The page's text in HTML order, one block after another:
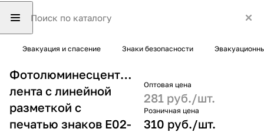
Эвакуация и спасение Знаки безопасности
Фотолюминесцентная
лента с линейной
разметкой с
печатью знаков Е02-
Оптовая цена
281 руб./шт.
Розничная цена
310 руб./шт.